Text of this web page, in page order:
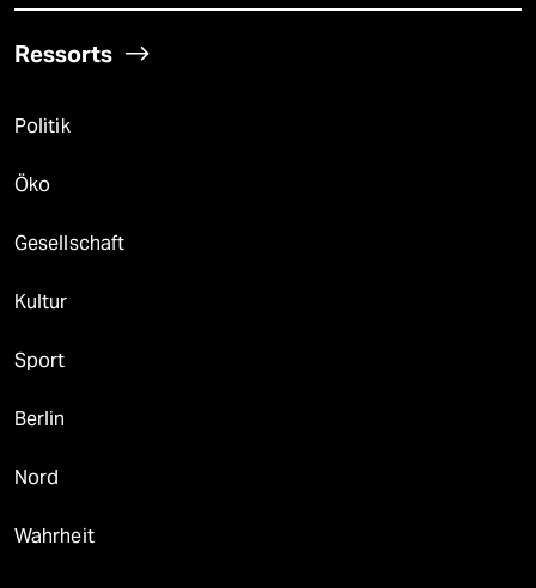
Ressorts
Politik
Öko
Gesellschaft
Kultur
Sport
Berlin
Nord
Wahrheit